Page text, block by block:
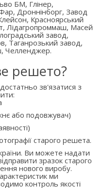
БМ, Глінер,
Дроннінборг, Завод
Красноярський
Лідагропроммаш, Масей
завод,
Таганрозький завод,
Челленджер.
решето?
зв'язатися з
або подовжувач)
старого решета.
Ви можете надати
зразок старого
нового виробу.
ми
контроль якості